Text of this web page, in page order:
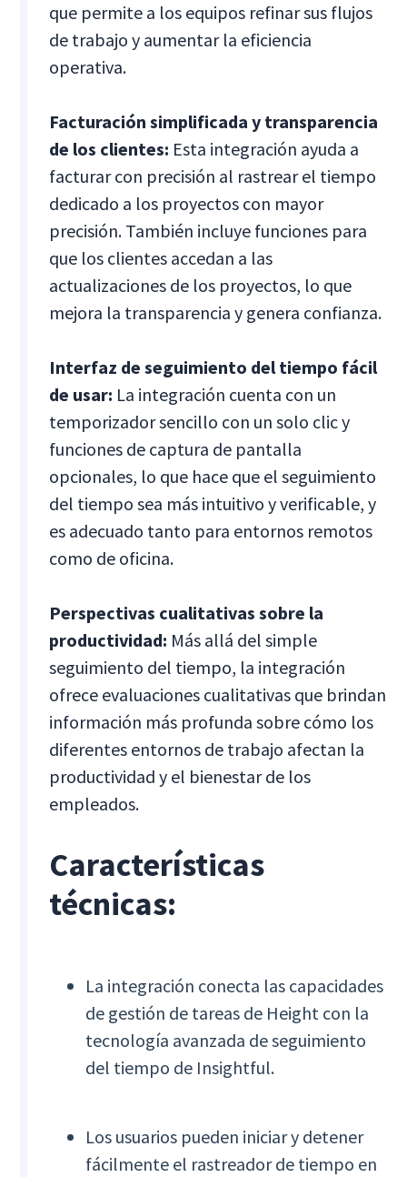
que permite a los equipos refinar sus flujos
de trabajo y aumentar la eficiencia
operativa.
Facturación simplificada y transparencia
de los clientes: Esta integración ayuda a
facturar con precisión al rastrear el tiempo
dedicado a los proyectos con mayor
precisión. También incluye funciones para
que los clientes accedan a las
actualizaciones de los proyectos, lo que
mejora la transparencia y genera confianza.
Interfaz de seguimiento del tiempo fácil
de usar: La integración cuenta con un
temporizador sencillo con un solo clic y
funciones de captura de pantalla
opcionales, lo que hace que el seguimiento
del tiempo sea más intuitivo y verificable, y
es adecuado tanto para entornos remotos
como de oficina.
Perspectivas cualitativas sobre la
productividad: Más allá del simple
seguimiento del tiempo, la integración
ofrece evaluaciones cualitativas que brindan
información más profunda sobre cómo los
diferentes entornos de trabajo afectan la
productividad y el bienestar de los
empleados.
Características
técnicas:
La integración conecta las capacidades
de gestión de tareas de Height con la
tecnología avanzada de seguimiento
del tiempo de Insightful.
Los usuarios pueden iniciar y detener
fácilmente el rastreador de tiempo en